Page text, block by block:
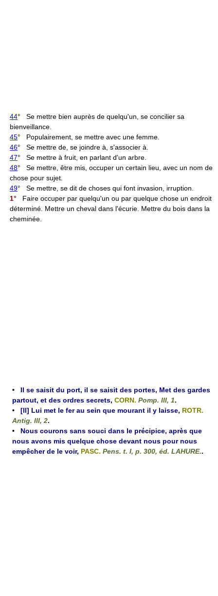
44° Se mettre bien auprès de quelqu'un, se concilier sa
bienveillance.
45° Populairement, se mettre avec une femme.
46° Se mettre de, se joindre à, s'associer à.
47° Se mettre à fruit, en parlant d'un arbre.
48° Se mettre, être mis, occuper un certain lieu, avec un nom de
chose pour sujet.
49° Se mettre, se dit de choses qui font invasion, irruption.
1° Faire occuper par quelqu'un ou par quelque chose un endroit
déterminé. Mettre un cheval dans l'écurie. Mettre du bois dans la
cheminée.
• Il se saisit du port, il se saisit des portes, Met des gardes
partout, et des ordres secrets, CORN. Pomp. III, 1.
• [Il] Lui met le fer au sein que mourant il y laisse, ROTR.
Antig. III, 2.
• Nous courons sans souci dans le précipice, après que
nous avons mis quelque chose devant nous pour nous
empêcher de le voir, PASC. Pens. t. I, p. 300, éd. LAHURE..